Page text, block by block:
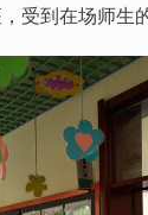
受到在场师生